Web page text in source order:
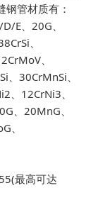
管材质有：
E、20G、
、
、
30CrMnSi、
、12CrNi3、
、20MnG、
、
最高可达